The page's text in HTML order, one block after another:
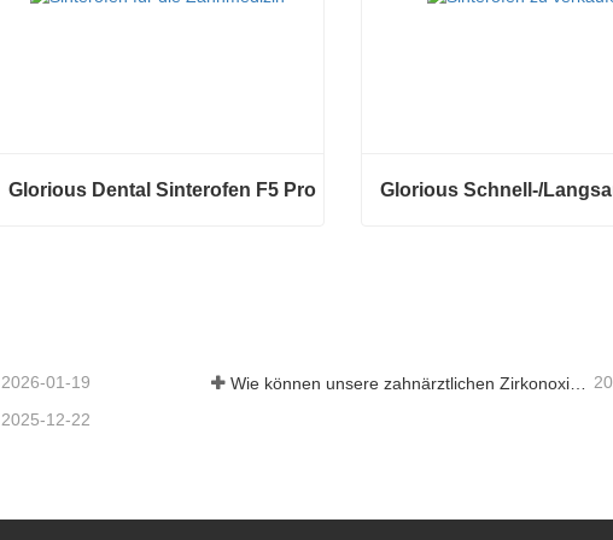
Glorious Dental Sinterofen F5 Pro
2026-01-19 Wie können unsere zahnärztlichen Zirkonoxid-Werkstoffe zu Ihrem Erfolg beitragen?
2025-12-22